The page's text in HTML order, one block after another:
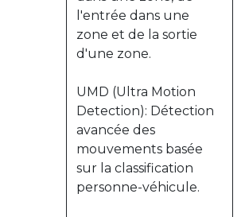
l'entrée dans une
zone et de la sortie
d'une zone.
UMD (Ultra Motion
Detection): Détection
avancée des
mouvements basée
sur la classification
personne-véhicule.